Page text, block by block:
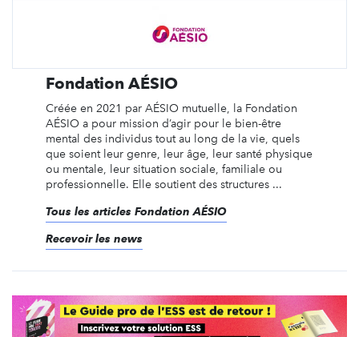
Fondation AÉSIO
Créée en 2021 par AÉSIO mutuelle, la Fondation
AÉSIO a pour mission d’agir pour le bien-être
mental des individus tout au long de la vie, quels
que soient leur genre, leur âge, leur santé physique
ou mentale, leur situation sociale, familiale ou
professionnelle. Elle soutient des structures ...
Tous les articles Fondation AÉSIO
Recevoir les news